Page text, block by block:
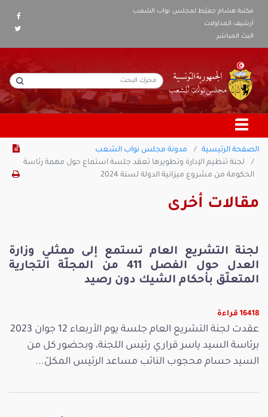
مكتبة هشام جعيّط لمجلس نواب الشعب
أرشيف المداولات
البث المباشر
الصفحة الرئيسية
مدونة مجلس نواب الشعب
لجنة تنظيم الإدارة وتطويرها تعقد جلسة استماع حول مهمة رئاسة
الحكومة من مشروع ميزانية الدولة لسنة 2024
مقالات أخرى
لجنة التشريع العام تستمع إلى ممثلي وزارة
العدل حول الفصل 411 من المجلّة التجارية
المتعلّق بأحكام الشيك دون رصيد
16418 قراءة
عقدت لجنة التشريع العام جلسة يوم الأربعاء 12 جوان 2023
برئاسة السيد ياسر قراري رئيس اللجنة، وبحضور كل من
السيد حسام محجوب النائب مساعد الرئيس المكلّ...